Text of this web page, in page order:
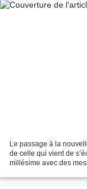
Le passage à la
de celle qui vient de
millésime avec des